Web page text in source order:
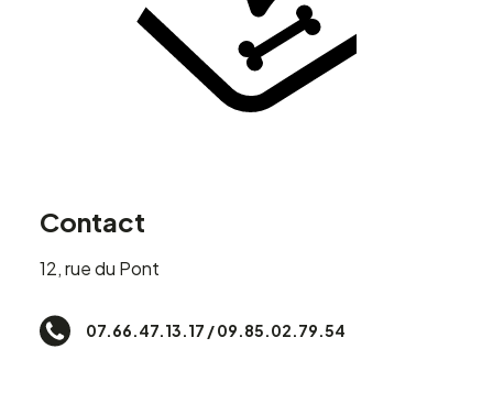
Contact
12, rue du Pont
07.66.47.13.17 / 09.85.02.79.54